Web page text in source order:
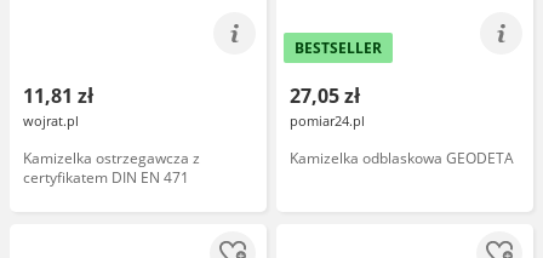
11,81 zł
wojrat.pl
Kamizelka ostrzegawcza z
certyfikatem DIN EN 471
BESTSELLER
27,05 zł
pomiar24.pl
Kamizelka odblaskowa GEODETA